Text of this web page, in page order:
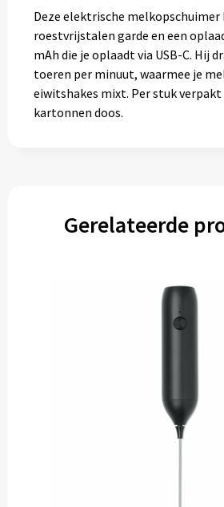
Deze elektrische melkopschuimer
roestvrijstalen garde en een
mAh die je oplaadt via USB-C. Hij
toeren per minuut, waarmee je
eiwitshakes mixt. Per stuk verpakt
kartonnen doos.
Gerelateerde